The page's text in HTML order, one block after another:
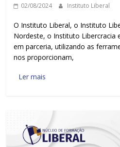
02/08/2024 Instituto Liberal
O Instituto Liberal, o Instituto
Nordeste, o Instituto Libercracia
em parceria, utilizando as
nos proporcionam,
Ler mais